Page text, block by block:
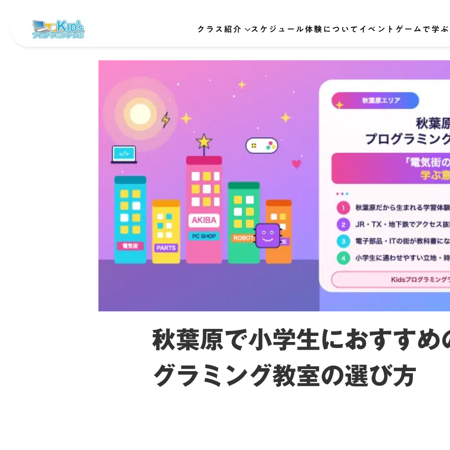
クラス紹介
中級者向け
情報I対策講座
スケジュール体験についてイベント ゲームで学ぶ
秋葉原で小学生におすす
グラミング教室の選び方